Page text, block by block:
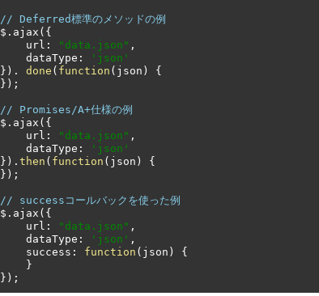
// Deferred標準のメソッドの例
$ . ajax ({
    url
: "data.json" ,
    dataType
:
'json'
}).
done ( function ( json )
{
});
// Promises/A+仕様の例
$ . ajax ({
    url
: "data.json" ,
    dataType
:
'json'
}). then ( function ( json )
{
});
// successコールバックを使った例
$ . ajax ({
    url
: "data.json" ,
    dataType
: 'json' ,
    success
: function ( json )
{
}
});